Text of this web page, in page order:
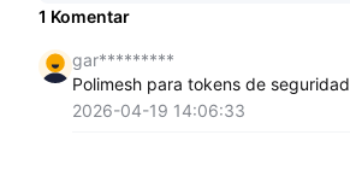
1 Komentar
gar*********
Polimesh para tokens de seguridad
2026-04-19 14:06:33